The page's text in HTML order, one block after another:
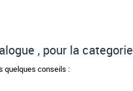
, pour la categorie
quelques conseils :